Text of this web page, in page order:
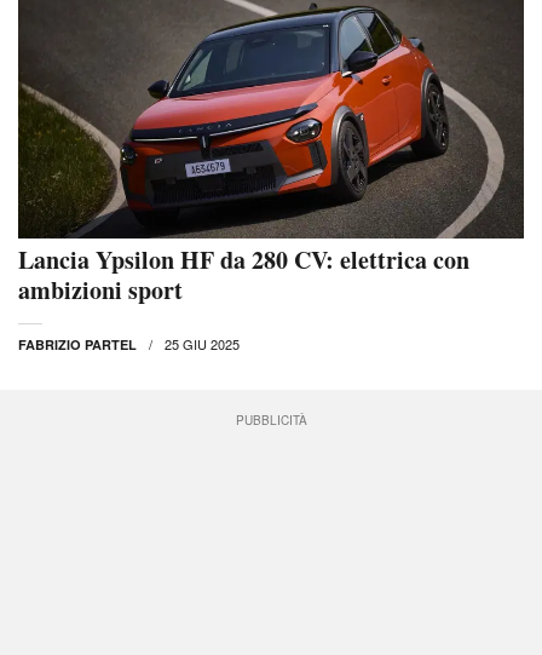
Lancia Ypsilon HF da 280 CV: elettrica con
ambizioni sport
FABRIZIO PARTEL 25 GIU 2025
PUBBLICITÀ